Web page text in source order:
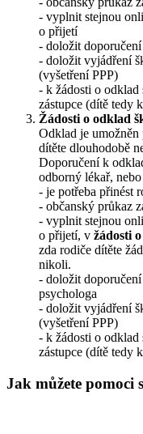
- vyplnit stejnou
o přijetí
- doložit
- doložit vyjádření
(vyšetření PPP)
- k žádosti o odklad
zástupce (dítě tedy
Žádosti o odklad
Odklad je
dítěte dlouhodobě
Doporučení k
odborný lékař,
- je potřeba přinést
- občanský průkaz
- vyplnit stejnou
o přijetí, v žádosti
zda rodiče dítěte
nikoli.
- doložit
psychologa
- doložit vyjádření
(vyšetření PPP)
- k žádosti o odklad
zástupce (dítě tedy
Jak můžete pomoci